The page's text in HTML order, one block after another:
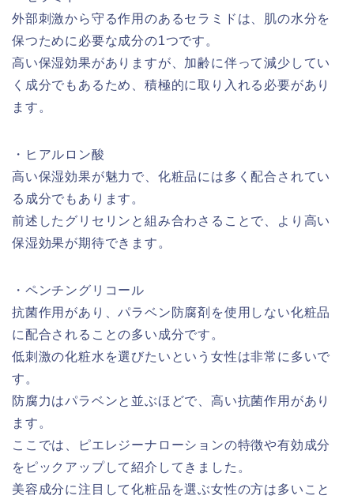
外部刺激から守る作用のあるセラミドは、肌の水分を
保つために必要な成分の1つです。
高い保湿効果がありますが、加齢に伴って減少してい
く成分でもあるため、積極的に取り入れる必要があり
ます。
・ヒアルロン酸
高い保湿効果が魅力で、化粧品には多く配合されてい
る成分でもあります。
前述したグリセリンと組み合わさることで、より高い
保湿効果が期待できます。
・ペンチングリコール
抗菌作用があり、パラベン防腐剤を使用しない化粧品
に配合されることの多い成分です。
低刺激の化粧水を選びたいという女性は非常に多いで
す。
防腐力はパラベンと並ぶほどで、高い抗菌作用があり
ます。
ここでは、ピエレジーナローションの特徴や有効成分
をピックアップして紹介してきました。
美容成分に注目して化粧品を選ぶ女性の方は多いこと